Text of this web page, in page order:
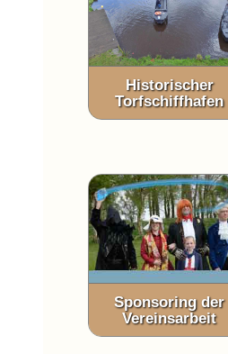
Historischer
Torfschiffhafen
Sponsoring der
Vereinsarbeit